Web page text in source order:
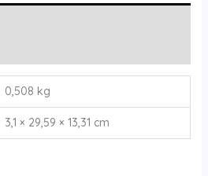
0,508 kg
3,1 × 29,59 × 13,31 cm